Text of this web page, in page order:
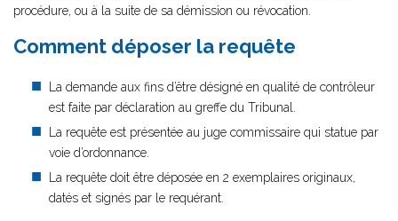
procédure, ou à la suite de sa démission ou révocation.
Comment déposer la requête
La demande aux fins d’être désigné en qualité de contrôleur
est faite par déclaration au greffe du Tribunal.
La requête est présentée au juge commissaire qui statue par
voie d’ordonnance.
La requête doit être déposée en 2 exemplaires originaux,
datés et signés par le requérant.